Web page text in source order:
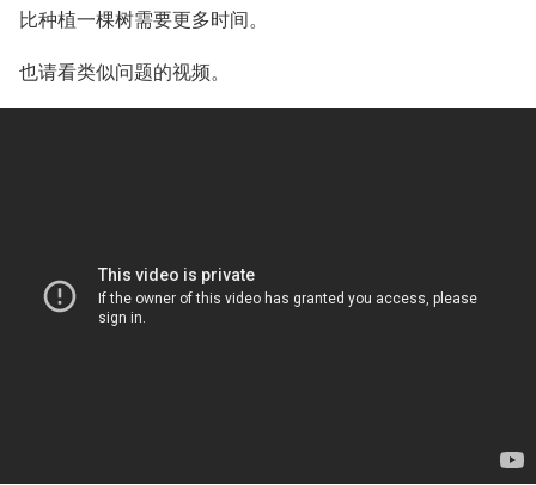
比种植一棵树需要更多时间。
也请看类似问题的视频。